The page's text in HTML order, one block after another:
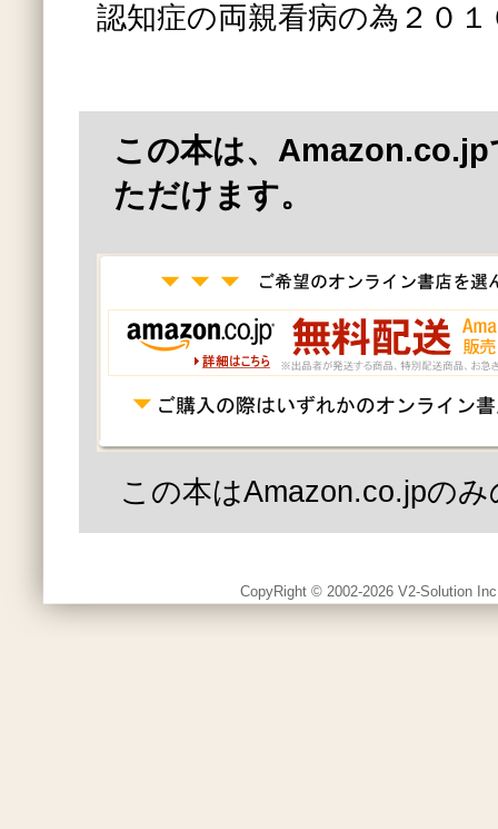
認知症の両親看病の為２０
この本は、
ただけます。
この本はAmazon.co.jpの
CopyRight © 2002-2026 V2-Solution